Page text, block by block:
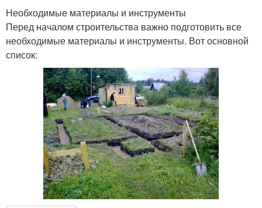
Необходимые материалы и инструменты
Перед началом строительства важно подготовить все
необходимые материалы и инструменты. Вот основной
список: